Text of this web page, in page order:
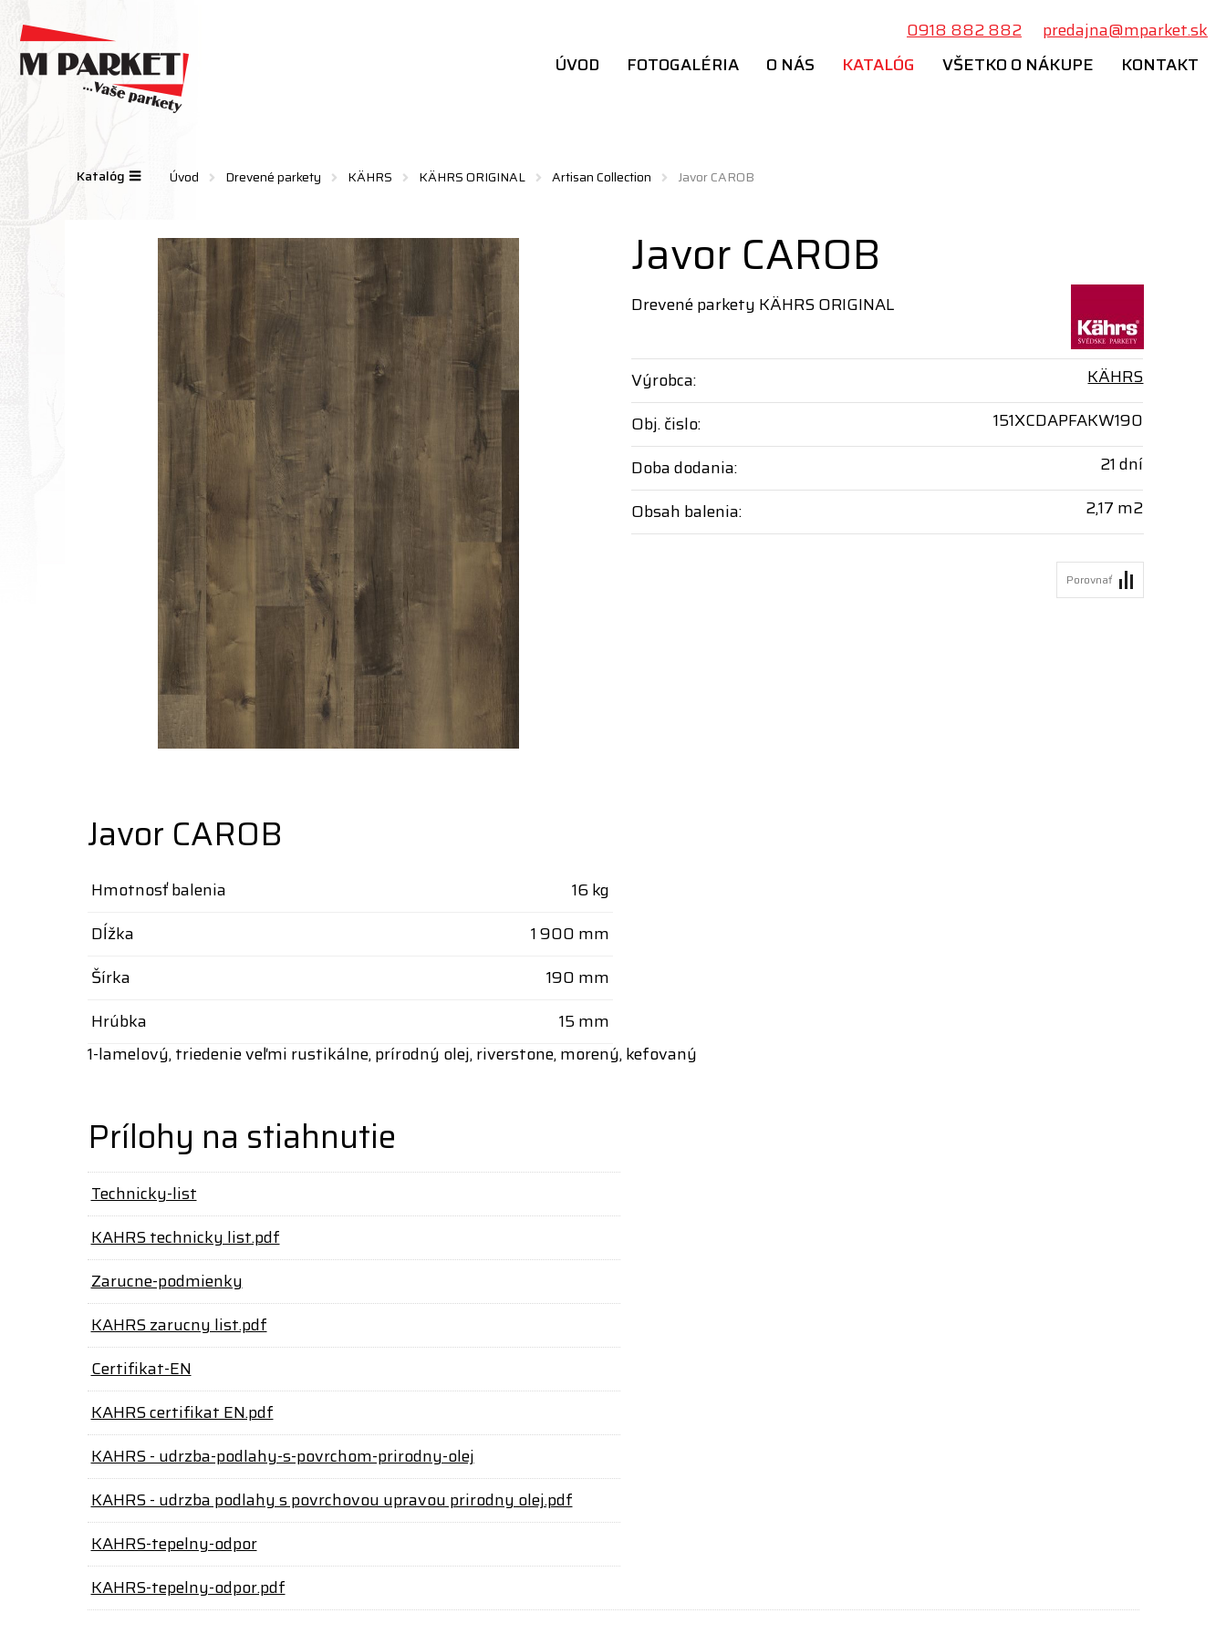
ÚVOD FOTOGALÉRIA O NÁS KATALÓG VŠETKO O NÁKUPE KONTAKT
0918 882 882 predajna@mparket.sk
Úvod Drevené parkety KÄHRS KÄHRS ORIGINAL Artisan Collection Javor CAROB
Javor CAROB
Drevené parkety KÄHRS ORIGINAL
Výrobca:
KÄHRS
Obj. čislo:
151XCDAPFAKW190
Doba dodania:
21 dní
Obsah balenia:
2,17 m2
Porovnať
Javor CAROB
Hmotnosť balenia
16 kg
Dĺžka
1 900 mm
Šírka
190 mm
Hrúbka
15 mm
1-lamelový, triedenie veľmi rustikálne, prírodný olej, riverstone, morený, kefovaný
Prílohy na stiahnutie
Technicky-list
KAHRS technicky list.pdf
Zarucne-podmienky
KAHRS zarucny list.pdf
Certifikat-EN
KAHRS certifikat EN.pdf
KAHRS - udrzba-podlahy-s-povrchom-prirodny-olej
KAHRS - udrzba podlahy s povrchovou upravou prirodny olej.pdf
KAHRS-tepelny-odpor
KAHRS-tepelny-odpor.pdf
Katalóg